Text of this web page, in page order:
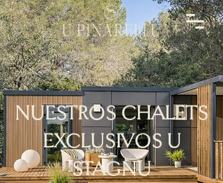
NUESTROS CHALETS
EXCLUSIVOS U
STAGNU